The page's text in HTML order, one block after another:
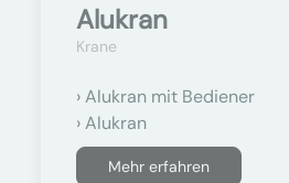
Alukran
Krane
Alukran mit Bediener
Alukran
Mehr erfahren